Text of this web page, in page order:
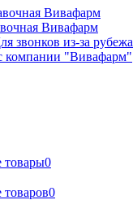
Вивафарм
Вивафарм
звонков из-за рубежа
компании "Вивафарм"
товары0
0